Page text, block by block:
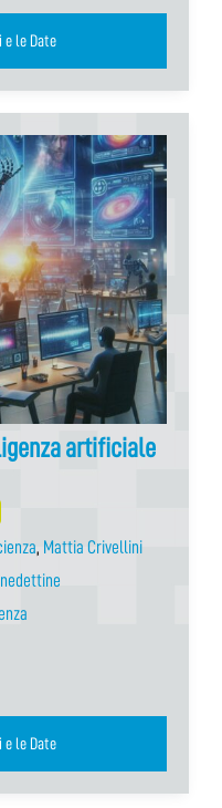
Vedi tutti i Dettagli e le Date
artificiale
, Mattia Crivellini
Vedi tutti i Dettagli e le Date